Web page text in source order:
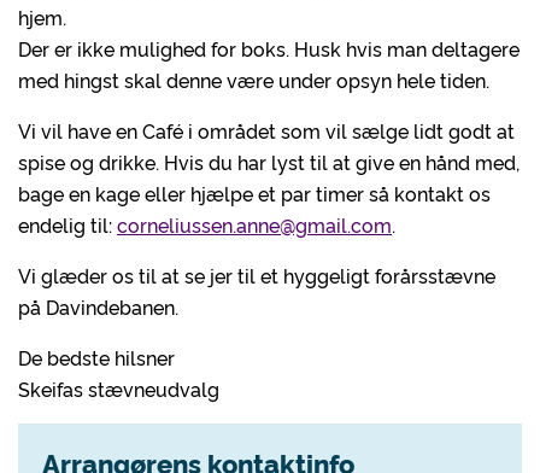
hjem.
Der er ikke mulighed for boks. Husk hvis man deltagere
med hingst skal denne være under opsyn hele tiden.
Vi vil have en Café i området som vil sælge lidt godt at
spise og drikke. Hvis du har lyst til at give en hånd med,
bage en kage eller hjælpe et par timer så kontakt os
endelig til:corneliussen.anne@gmail.com.
Vi glæder os til at se jer til et hyggeligt forårsstævne
på Davindebanen.
De bedste hilsner
Skeifas stævneudvalg
Arrangørens kontaktinfo